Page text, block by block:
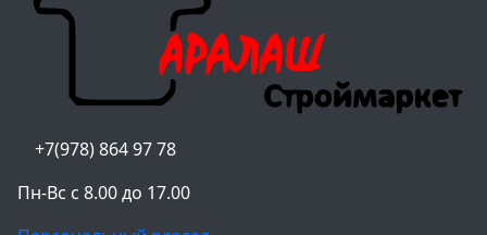
+7(978) 864 97 78
Пн-Вс с 8.00 до 17.00